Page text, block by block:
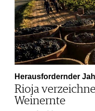
Herausfordernder
Rioja
Weinernte